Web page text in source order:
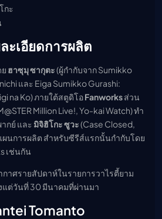
กะ
ะเอียดการผลิต
ฮาซุมุ ซากุตะ(ผู้กำกับจาก Sumikko
และ Eiga Sumikko Gurashi:
na Ko) ภายใต้สตูดิโอFanworksส่วน
Million Live!, Yo-kai Watch) ทำ
กย์ และ มิจิฮิโกะ ซูวะ(Case Closed,
ผนการผลิต สำหรับซีรีส์แรกนั้นกำกับโดย
เช่นกัน
กาศรายสัปดาห์ในรายการวาไรตี้ยาม
แต่วันที่ 30 มีนาคมที่ผ่านมา
Tomanto